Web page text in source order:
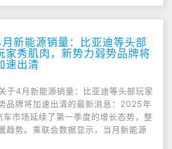
新能源销量：比亚迪等头部
家秀肌肉，新势力弱势品牌将
速出清
于4月新能源销量：比亚迪等头部玩家
品牌将加速出清的最新消息：2025年
市场延续了第一季度的增长态势，整
趋势。乘联会数据显示，当月新能源